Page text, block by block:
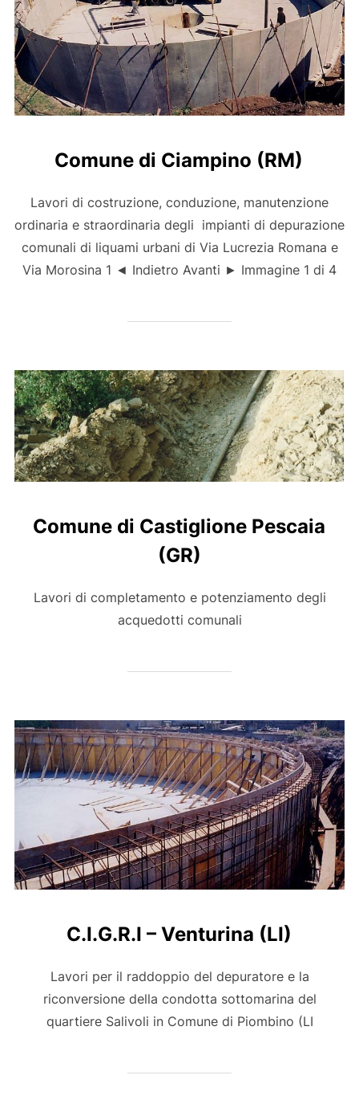
Comune di Ciampino (RM)
Lavori di costruzione, conduzione, manutenzione
ordinaria e straordinaria degli impianti di depurazione
comunali di liquami urbani di Via Lucrezia Romana e
Via Morosina 1 ◄ Indietro Avanti ► Immagine 1 di 4
Comune di Castiglione Pescaia
(GR)
Lavori di completamento e potenziamento degli
acquedotti comunali
C.I.G.R.I – Venturina (LI)
Lavori per il raddoppio del depuratore e la
riconversione della condotta sottomarina del
quartiere Salivoli in Comune di Piombino (LI